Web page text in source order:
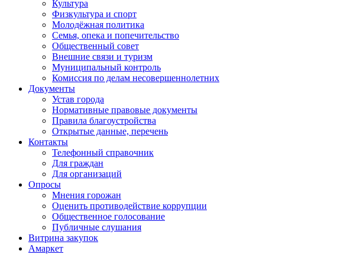
Культура
Физкультура и спорт
Молодёжная политика
Семья, опека и попечительство
Общественный совет
Внешние связи и туризм
Муниципальный контроль
Комиссия по делам несовершеннолетних
Документы
Устав города
Нормативные правовые документы
Правила благоустройства
Открытые данные, перечень
Контакты
Телефонный справочник
Для граждан
Для организаций
Опросы
Мнения горожан
Оценить противодействие коррупции
Общественное голосование
Публичные слушания
Витрина закупок
Амаркет